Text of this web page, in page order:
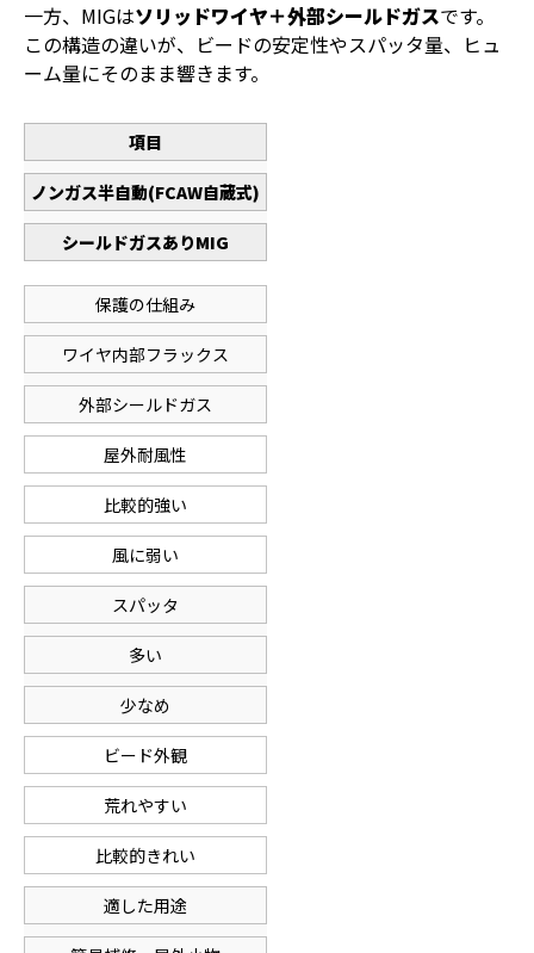
一方、MIGはソリッドワイヤ＋外部シールドガスです。
この構造の違いが、ビードの安定性やスパッタ量、ヒュ
ーム量にそのまま響きます。
項目
ノンガス半自動(FCAW自蔵式)
シールドガスありMIG
保護の仕組み
ワイヤ内部フラックス
外部シールドガス
屋外耐風性
比較的強い
風に弱い
スパッタ
多い
少なめ
ビード外観
荒れやすい
比較的きれい
適した用途